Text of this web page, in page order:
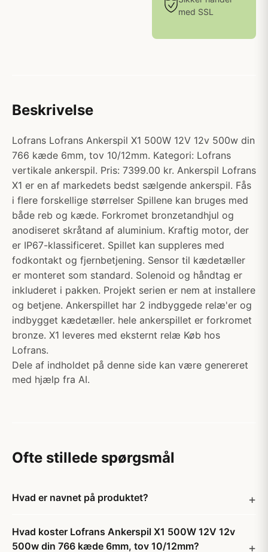
med SSL
Beskrivelse
Lofrans Lofrans Ankerspil X1 500W 12V 12v 500w din
766 kæde 6mm, tov 10/12mm. Kategori: Lofrans
vertikale ankerspil. Pris: 7399.00 kr. Ankerspil Lofrans
X1 er en af markedets bedst sælgende ankerspil. Fås
i flere forskellige størrelser Spillene kan bruges med
både reb og kæde. Forkromet bronzetandhjul og
anodiseret skråtand af aluminium. Kraftig motor, der
er IP67-klassificeret. Spillet kan suppleres med
fodkontakt og fjernbetjening. Sensor til kædetæller
er monteret som standard. Solenoid og håndtag er
inkluderet i pakken. Projekt serien er nem at installere
og betjene. Ankerspillet har 2 indbyggede relæ'er og
indbygget kædetæller. hele ankerspillet er forkromet
bronze. X1 leveres med eksternt relæ Køb hos
Lofrans.
Dele af indholdet på denne side kan være genereret
med hjælp fra AI.
Ofte stillede spørgsmål
Hvad er navnet på produktet?
Hvad koster Lofrans Ankerspil X1 500W 12V 12v
500w din 766 kæde 6mm, tov 10/12mm?